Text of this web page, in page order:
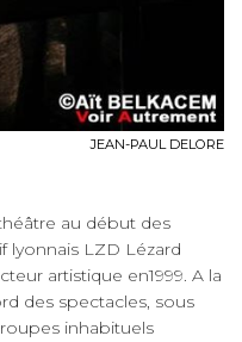
JEAN-PAUL DELORE
au début des
lyonnais LZD Lézard
artistique en1999. A la
des spectacles, sous
inhabituels